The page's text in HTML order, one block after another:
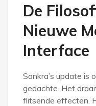
De
Nieuwe
Interface
Sankra’s update is
gedachte. Het
flitsende effecten.